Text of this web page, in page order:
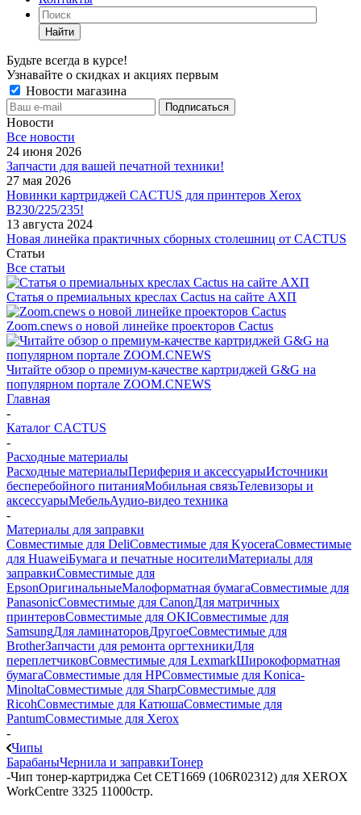
Найти
Будьте всегда в курсе!
Узнавайте о скидках и акциях первым
Новости магазина
Новости
Все новости
24 июня 2026
Запчасти для вашей печатной техники!
27 мая 2026
Новинки картриджей CACTUS для принтеров Xerox
B230/225/235!
13 августа 2024
Новая линейка практичных сборных столешниц от CACTUS
Статьи
Все статьи
Статья о премиальных креслах Cactus на сайте АХП
Zoom.cnews о новой линейке проекторов Cactus
Читайте обзор о премиум-качестве картриджей G&G на
популярном портале ZOOM.CNEWS
Главная
-
Каталог CACTUS
-
Расходные материалы
Расходные материалыПериферия и аксессуарыИсточники
бесперебойного питанияМобильная связьТелевизоры и
аксессуарыМебельАудио-видео техника
-
Материалы для заправки
Совместимые для DeliСовместимые для KyoceraСовместимые
для HuaweiБумага и печатные носителиМатериалы для
заправкиСовместимые для
EpsonОригинальныеМалоформатная бумагаСовместимые для
PanasonicСовместимые для CanonДля матричных
принтеровСовместимые для OKIСовместимые для
SamsungДля ламинаторовДругоеСовместимые для
BrotherЗапчасти для ремонта оргтехникиДля
переплетчиковСовместимые для LexmarkШирокоформатная
бумагаСовместимые для HPСовместимые для Konica-
MinoltaСовместимые для SharpСовместимые для
RicohСовместимые для КатюшаСовместимые для
PantumСовместимые для Xerox
-
Чипы
БарабаныЧернила и заправкиТонер
-Чип тонер-картриджа Cet CET1669 (106R02312) для XEROX
WorkCentre 3325 11000стр.